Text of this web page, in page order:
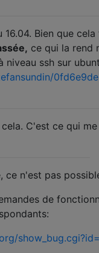
16.04. Bien que
ce qui la rend
niveau ssh sur
C'est ce qui
ce n'est pas
de